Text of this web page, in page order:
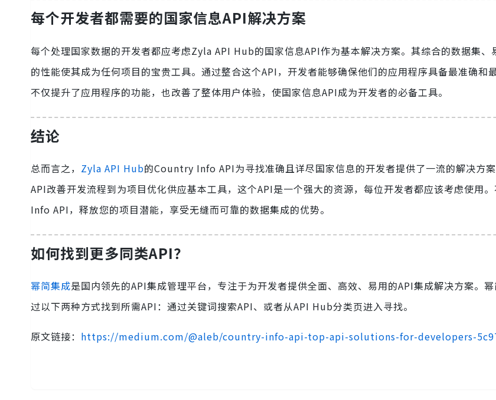
每个开发者都需要的国家信息API解决方案
每个处理国家数据的开发者都应考虑Zyla API Hub的国家信息API作为基本解决方案。其综合的数据集、
的性能使其成为任何项目的宝贵工具。通过整合这个API，开发者能够确保他们的应用程序具备最准确和
不仅提升了应用程序的功能，也改善了整体用户体验，使国家信息API成为开发者的必备工具。
结论
总而言之， Zyla API Hub的Country Info API为寻找准确且详尽国家信息的开发者提供了一流的解决方
API改善开发流程到为项目优化供应基本工具，这个API是一个强大的资源，每位开发者都应该考虑使用
Info API，释放您的项目潜能，享受无缝而可靠的数据集成的优势。
如何找到更多同类API？
幂简集成是国内领先的API集成管理平台，专注于为开发者提供全面、高效、易用的API集成解决方案。
过以下两种方式找到所需API：通过关键词搜索API、或者从API Hub分类页进入寻找。
原文链接： https://medium.com/@aleb/country-info-api-top-api-solutions-for-developers-